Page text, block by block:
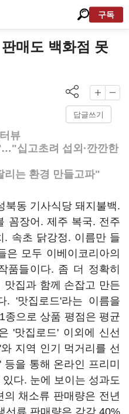
구독
매도 백화점 못
답글쓰기
뷰
십고초려 섭외·깐깐한
리는 환경 만들고파"
북동 기사식당 돼지불백.
꼼장어. 제주 복국. 전주
. 속초 닭강정. 이름만 들
은 모두 이베이코리아의
품들이다. 좀 더 정확히
맛집과 함께 손잡고 만든
. '맛집로드'라는 이름을
종으로 상품 평점은 평균
'맛집로드' 이외에 신선
지역 인기 먹거리를 선
을 통해 온라인 프리미
다. 눈에 보이는 성과도
채소류 판매량은 전년
선류 판매량은 각각 40%